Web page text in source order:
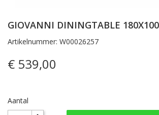
GIOVANNI DININGTABLE
Artikelnummer: W00026257
€ 539,00
Aantal